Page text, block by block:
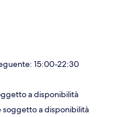
15:00-22:30
a disponibilità
soggetto a disponibilità